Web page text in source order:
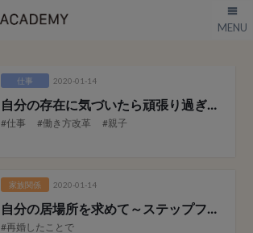
仕事 2020-01-14
自分の存在に気づいたら頑張り過ぎなくても認められる！
#仕事 #働き方改革 #親子
家族関係 2020-01-14
自分の居場所を求めて ～ステップファミリーの苦悩からの解放
#再婚したことで